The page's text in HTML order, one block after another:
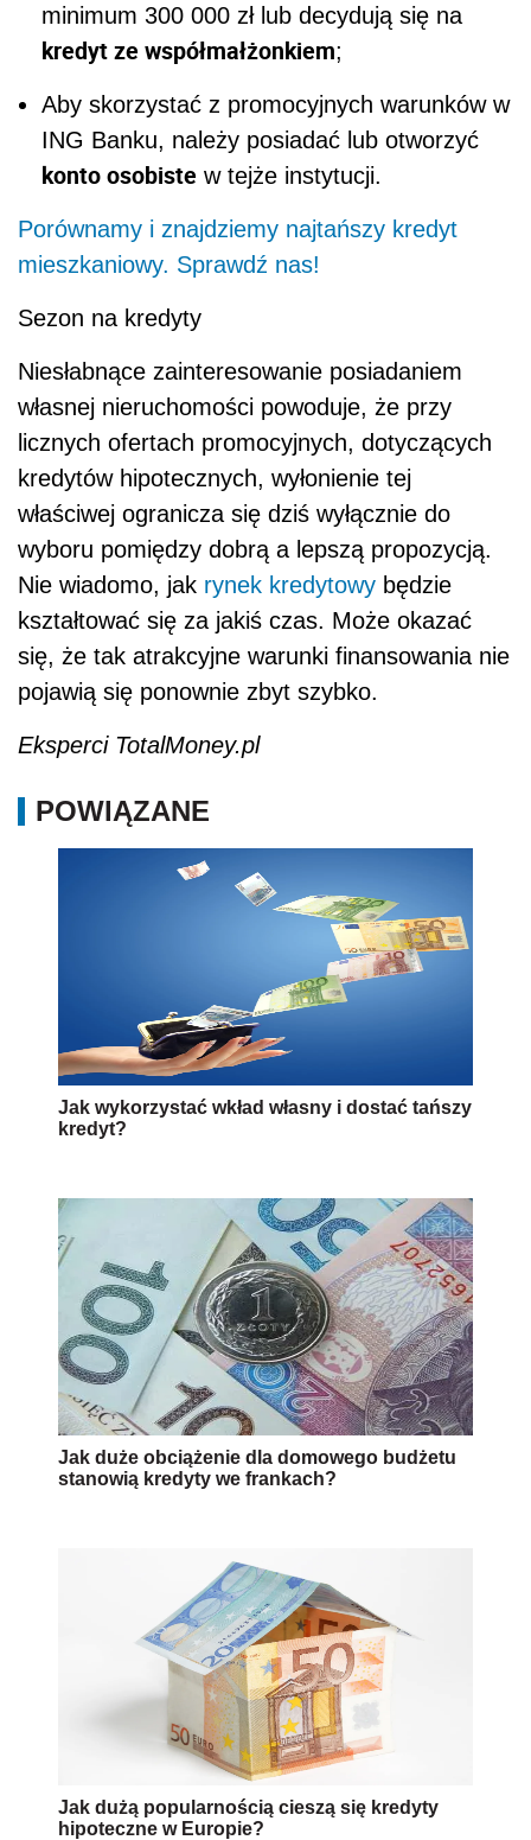
minimum 300 000 zł lub decydują się na
kredyt ze współmałżonkiem;
Aby skorzystać z promocyjnych warunków w
ING Banku, należy posiadać lub otworzyć
konto osobiste w tejże instytucji.
Porównamy i znajdziemy najtańszy kredyt
mieszkaniowy. Sprawdź nas!
Sezon na kredyty
Niesłabnące zainteresowanie posiadaniem
własnej nieruchomości powoduje, że przy
licznych ofertach promocyjnych, dotyczących
kredytów hipotecznych, wyłonienie tej
właściwej ogranicza się dziś wyłącznie do
wyboru pomiędzy dobrą a lepszą propozycją.
Nie wiadomo, jak rynek kredytowy będzie
kształtować się za jakiś czas. Może okazać
się, że tak atrakcyjne warunki finansowania nie
pojawią się ponownie zbyt szybko.
Eksperci TotalMoney.pl
POWIĄZANE
Jak wykorzystać wkład własny i dostać tańszy
kredyt?
Jak duże obciążenie dla domowego budżetu
stanowią kredyty we frankach?
Jak dużą popularnością cieszą się kredyty
hipoteczne w Europie?